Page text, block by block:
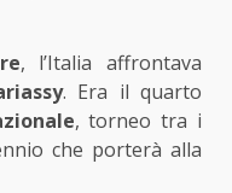
, l’Italia affrontava
. Era il quarto
, torneo tra i
che porterà alla